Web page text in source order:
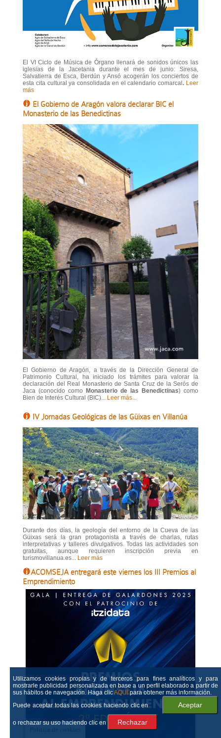
El VI Ciclo de Música de Órgano llenará de sonidos únicos las
iglesias de la Jacetania durante el mes de junio: Siresa,
Salvatierra de Esca, Berdún y Ansó acogerán los conciertos de
esta cita cultural ya consolidada en el calendario comarcal. Leer
más
El Gobierno de Aragón valora declarar BIC el
Monasterio de las Benedictinas
El Gobierno de Aragón, a través de la Dirección General de
Patrimonio Cultural, ha iniciado los trámites para valorar la
declaración del Real Monasterio de Santa Cruz de la Serós de
Jaca (conocido como
Monasterio de las Benedictinas) como
Bien de Interés Cultural (BIC)... Leer más...
IV Jornadas Geológicas de las Güixas en Villanúa
Durante dos días, la geología del entorno de la Cueva de las
Güixas será la gran protagonista a través de charlas, rutas
interpretativas y talleres divulgativos. Todas las actividades son
gratuitas, aunque requieren inscripción previa en
turismovillanua.es... Leer más
ACOMSEJA entregará este viernes los III Premios al
Emprendimiento
Utilizamos cookies propias y de terceros para fines analíticos y para
mostrarle publicidad personalizada en base a un perfil elaborado a partir de
sus hábitos de navegación. Haga clicAQUÍ para obtener más información.
Puede aceptar todas las cookies haciendo clic en
o rechazar su uso haciendo clic en